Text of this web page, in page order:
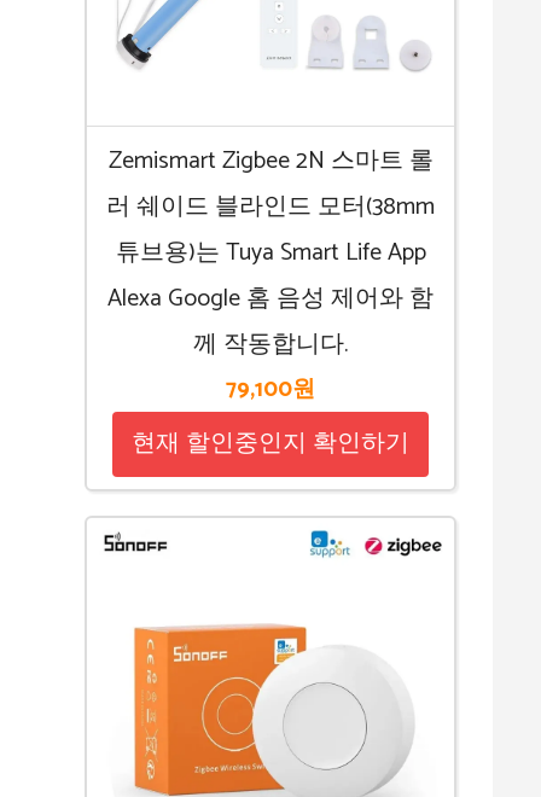
Zemismart Zigbee 2N 스마트 롤
러 쉐이드 블라인드 모터(38mm
튜브용)는 Tuya Smart Life App
Alexa Google 홈 음성 제어와 함
께 작동합니다.
79,100원
현재 할인중인지 확인하기